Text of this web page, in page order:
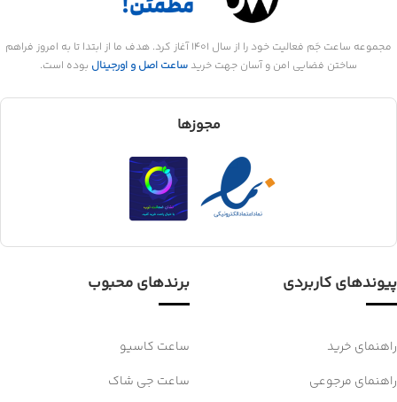
مجموعه ساعت جَم فعالیت خود را از سال 1401 آغاز کرد. هدف ما از ابتدا تا به امروز فراهم
ساختن فضایی امن و آسان جهت خرید ساعت اصل و اورجینال بوده است.
مجوزها
پیوندهای کاربردی
راهنمای خرید
راهنمای مرجوعی
برندهای محبوب
ساعت کاسیو
ساعت جی شاک